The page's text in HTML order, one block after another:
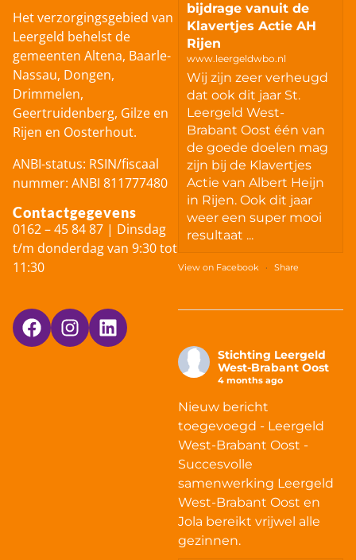
Het verzorgingsgebied van
Leergeld behelst de
gemeenten Altena, Baarle-
Nassau, Dongen,
Drimmelen,
Geertruidenberg, Gilze en
Rijen en Oosterhout.
ANBI-status: RSIN/fiscaal
nummer: ANBI 811777480
Contactgegevens
0162 – 45 84 87 | Dinsdag
t/m donderdag van 9:30 tot
11:30
bijdrage vanuit de
Klavertjes Actie AH
Rijen
www.leergeldwbo.nl
Wij zijn zeer verheugd
dat ook dit jaar St.
Leergeld West-
Brabant Oost één van
de goede doelen mag
zijn bij de Klavertjes
Actie van Albert Heijn
in Rijen. Ook dit jaar
weer een super mooi
resultaat ...
View on Facebook · Share
Stichting Leergeld
West-Brabant Oost
4 months ago
Nieuw bericht
toegevoegd - Leergeld
West-Brabant Oost -
Succesvolle
samenwerking Leergeld
West-Brabant Oost en
Jola bereikt vrijwel alle
gezinnen.